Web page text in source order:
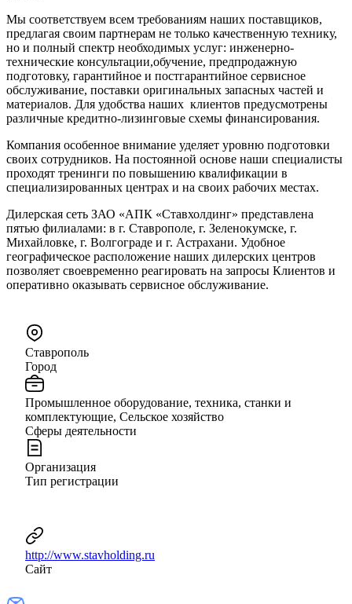
Мы соответствуем всем требованиям наших поставщиков,
предлагая своим партнерам не только качественную технику,
но и полный спектр необходимых услуг: инженерно-
технические консультации,обучение, предпродажную
подготовку, гарантийное и постгарантийное сервисное
обслуживание, поставки оригинальных запасных частей и
материалов. Для удобства наших клиентов предусмотрены
различные кредитно-лизинговые схемы финансирования.
Компания особенное внимание уделяет уровню подготовки
своих сотрудников. На постоянной основе наши специалисты
проходят тренинги по повышению квалификации в
специализированных центрах и на своих рабочих местах.
Дилерская сеть ЗАО «АПК «Ставхолдинг» представлена
пятью филиалами: в г. Ставрополе, г. Зеленокумске, г.
Михайловке, г. Волгограде и г. Астрахани. Удобное
географическое расположение наших дилерских центров
позволяет своевременно реагировать на запросы Клиентов и
оперативно оказывать сервисное обслуживание.
Ставрополь
Город
Промышленное оборудование, техника, станки и
комплектующие, Сельское хозяйство
Сферы деятельности
Организация
Тип регистрации
http://www.stavholding.ru
Сайт